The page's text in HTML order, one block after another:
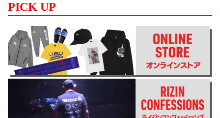
PICK UP